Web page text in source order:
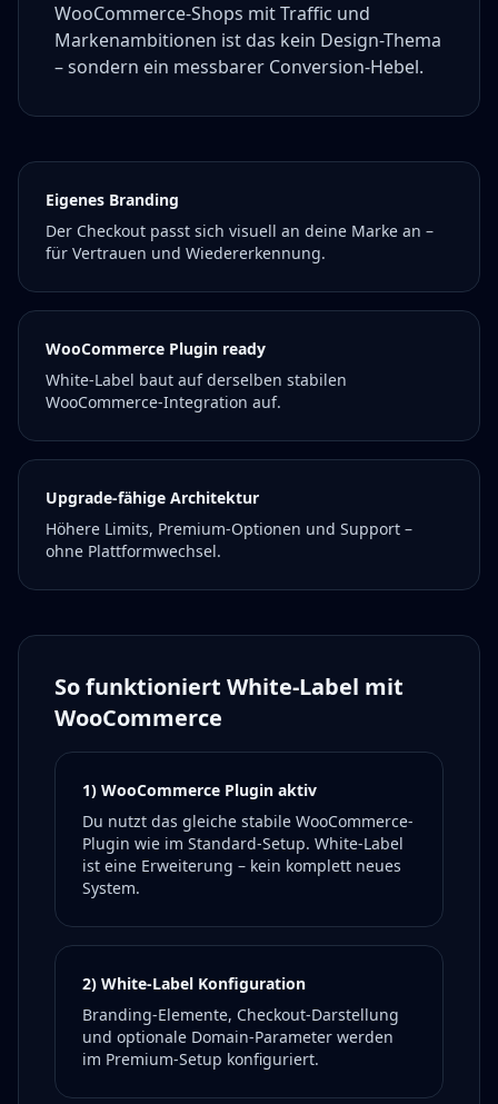
WooCommerce-Shops mit Traffic und
Markenambitionen ist das kein Design-Thema
– sondern ein messbarer Conversion-Hebel.
Eigenes Branding
Der Checkout passt sich visuell an deine Marke an –
für Vertrauen und Wiedererkennung.
WooCommerce Plugin ready
White-Label baut auf derselben stabilen
WooCommerce-Integration auf.
Upgrade-fähige Architektur
Höhere Limits, Premium-Optionen und Support –
ohne Plattformwechsel.
So funktioniert White-Label mit
WooCommerce
1) WooCommerce Plugin aktiv
Du nutzt das gleiche stabile WooCommerce-
Plugin wie im Standard-Setup. White-Label
ist eine Erweiterung – kein komplett neues
System.
2) White-Label Konfiguration
Branding-Elemente, Checkout-Darstellung
und optionale Domain-Parameter werden
im Premium-Setup konfiguriert.